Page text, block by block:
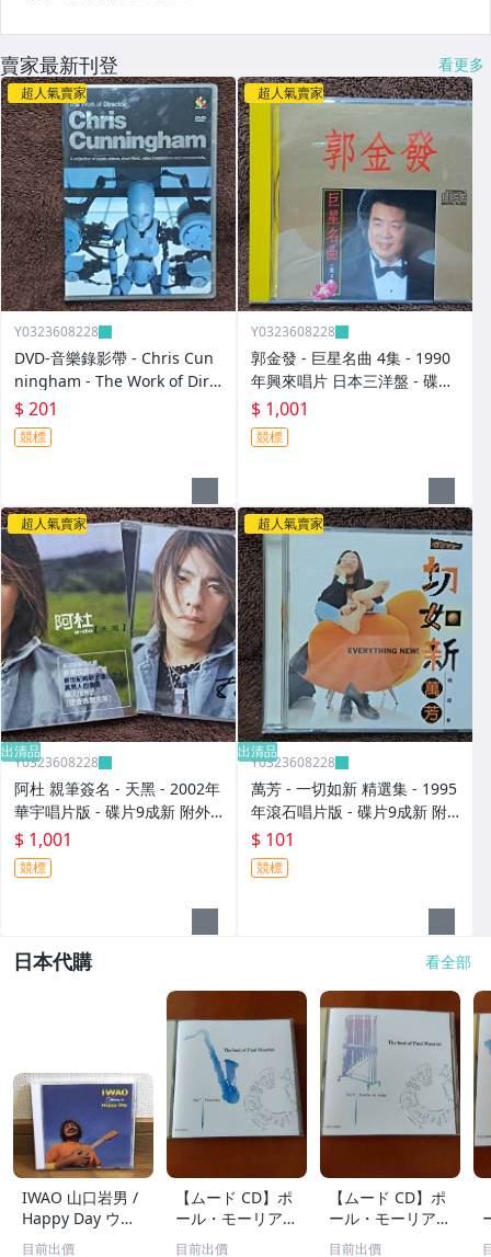
賣家最新刊登 看更多
超人氣賣家
Y0323608228
DVD-音樂錄影帶 - Chris Cun
ningham - The Work of Dire
ctor -2003年美國版 碟片近新
- 201元起標 D497
$ 201
競標
超人氣賣家
Y0323608228
郭金發 - 巨星名曲 4集 - 1990
年興來唱片 日本三洋盤 - 碟片
9成新 無IFPI - 1001元起標 M
2316
$ 1,001
競標
超人氣賣家
出清品
Y0323608228
阿杜 親筆簽名 - 天黑 - 2002年
華宇唱片版 - 碟片9成新 附外
$ 1,001
競標
超人氣賣家
出清品
Y0323608228
萬芳 - 一切如新 精選集 - 1995
年滾石唱片版 - 碟片9成新 附
$ 101
競標
日本代購 看全部
IWAO 山口岩男 /
Happy Day ウク
レレ・アルバム
目前出價
【ムード CD】ポ
ール・モーリア /
世界のロック・ポ
目前出價
【ムード CD】ポ
ール・モーリア /
フレンチ・ポップ
目前出價